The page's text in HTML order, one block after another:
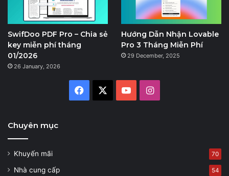
SwifDoo PDF Pro – Chia sẻ
key miễn phí tháng
01/2026
26 January, 2026
Hướng Dẫn Nhận Lovable
Pro 3 Tháng Miễn Phí
29 December, 2025
Facebook YouTubeInstagram
Chuyên mục
Khuyến mãi 70
Nhà cung cấp 54